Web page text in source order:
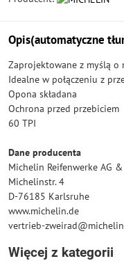
Opis(automatyczne
Zaprojektowane z myślą o
Idealne w połączeniu z
Opona składana
Ochrona przed przebiciem
60 TPI
Dane producenta
Michelin Reifenwerke AG &
Michelinstr. 4
D-76185 Karlsruhe
www.michelin.de
vertrieb-
Więcej z kategorii